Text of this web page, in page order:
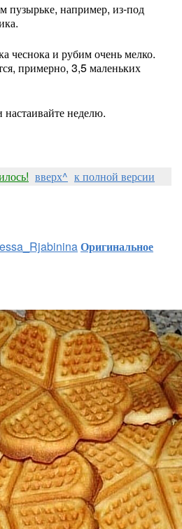
пузырьке, например, из-под
чеснока и рубим очень мелко.
примерно, 3,5 маленьких
неделю.
вверх^ к полной версии
Оригинальное